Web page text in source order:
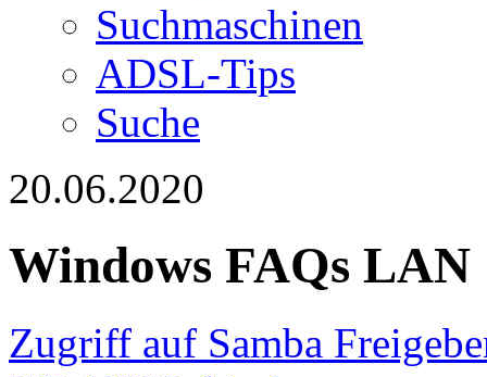
Suchmaschinen
ADSL-Tips
Suche
20.06.2020
Windows FAQs LAN
Zugriff auf Samba